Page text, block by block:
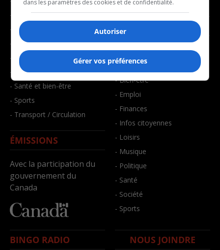
- Culture
- Économie
- Éducation
- Environnement
- Faits divers
- Santé et bien-être
- Sports
- Transport / Circulation
ÉMISSIONS
Avec la participation du
gouvernement du
Canada
BALADOS
- Affaires
- Art de vivre
- Bien-être
- Emploi
- Finances
- Infos citoyennes
- Loisirs
- Musique
- Politique
- Santé
- Société
- Sports
BINGO RADIO NOUS JOINDRE
dans les paramètres des cookies et de confidentialité.
Autoriser
Gérer vos préférences